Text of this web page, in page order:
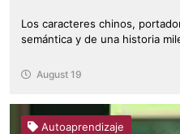
Los caracteres chinos,
semántica y de una historia
August 19
Autoaprendizaje